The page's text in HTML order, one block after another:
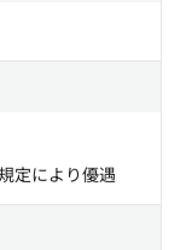
定により優遇